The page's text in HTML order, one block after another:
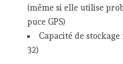
(même si elle utilise
puce GPS)
Capacité de
32)